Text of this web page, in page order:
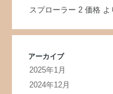
スプローラー 2 価格よ
アーカイブ
2025年1月
2024年12月